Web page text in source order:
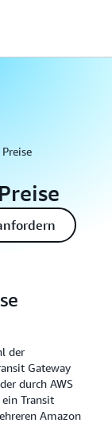
der
Gateway
durch AWS
Transit
Amazon